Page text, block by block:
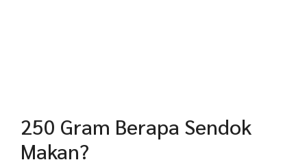
250 Gram Berapa Sendok
Makan?